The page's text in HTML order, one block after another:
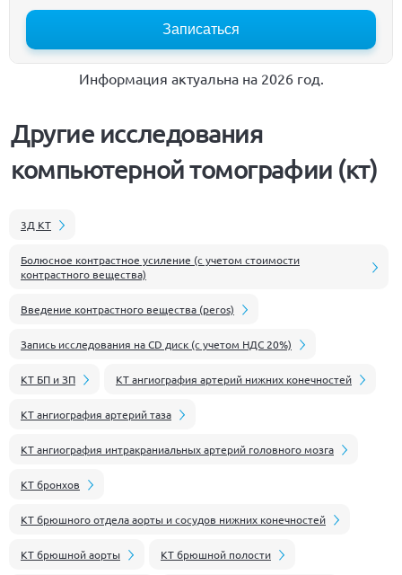
Записаться
Информация актуальна на 2026 год.
Другие исследования
компьютерной томографии (кт)
3Д КТ
Болюсное контрастное усиление (с учетом стоимости
контрастного вещества)
Введение контрастного вещества (peros)
Запись исследования на CD диск (с учетом НДС 20%)
КТ БП и ЗП КТ ангиография артерий нижних конечностей
КТ ангиография артерий таза
КТ ангиография интракраниальных артерий головного мозга
КТ бронхов
КТ брюшного отдела аорты и сосудов нижних конечностей
КТ брюшной аорты КТ брюшной полости